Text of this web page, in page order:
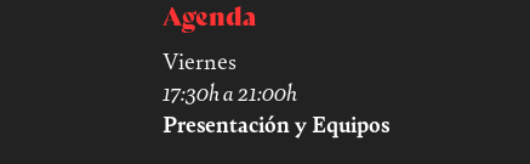
Agenda
Viernes
17:30h a 21:00h
Presentación y Equipos